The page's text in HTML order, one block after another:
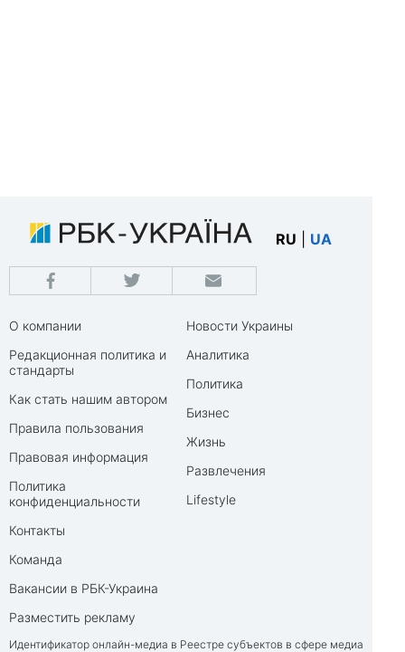
RU UA
О компании
Редакционная политика и
стандарты
Как стать нашим автором
Правила пользования
Правовая информация
Политика
конфиденциальности
Контакты
Команда
Вакансии в РБК-Украина
Разместить рекламу
Новости Украины
Аналитика
Политика
Бизнес
Жизнь
Развлечения
Lifestyle
Идентификатор онлайн-медиа в Реестре субъектов в сфере медиа